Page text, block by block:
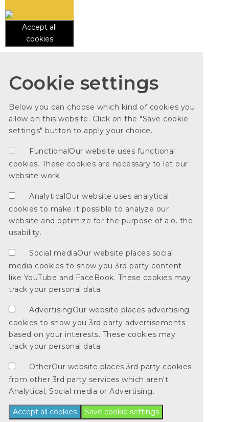
Accept all
cookies
Cookie settings
Below you can choose which kind of cookies you
allow on this website. Click on the "Save cookie
settings" button to apply your choice.
FunctionalOur website uses functional
cookies. These cookies are necessary to let our
website work.
AnalyticalOur website uses analytical
cookies to make it possible to analyze our
website and optimize for the purpose of a.o. the
usability.
Social mediaOur website places social
media cookies to show you 3rd party content
like YouTube and FaceBook. These cookies may
track your personal data.
AdvertisingOur website places advertising
cookies to show you 3rd party advertisements
based on your interests. These cookies may
track your personal data.
OtherOur website places 3rd party cookies
from other 3rd party services which aren't
Analytical, Social media or Advertising.
Accept all cookies Save cookie settings